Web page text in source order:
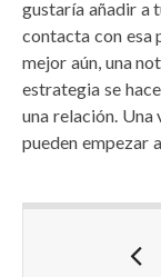
gustaría añadir a
contacta con esa
mejor aún, una
estrategia se
una relación. Una
pueden empezar